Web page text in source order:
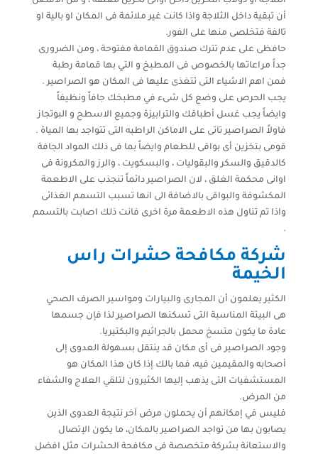
أن تبقية داخل الثلاجة واذا كانت غير ملائمة فى المكان او بالية او
تالفة فتخلصى منها على الفور.
حافظى على عدم تترك صندوق القمامة مفتوحة ، ومن الضرورى
جداً مراعاتها بالخصوص فى المطبخ و التي بها قمامة رطبة
فمن اهم الاشياء التى تتغذى عليها فى المكان هو الصراصير .
يجب الحرص على وضع كل شىء في مطبخك جافاً ونظيفاً
وايضاً يجب غسل أطباقك والترابيزة وجميع الاسطح و البوتجاز
فاولاً الصراصير تاتى على الاماكن الراطبه التى تتواجد بها المياة .
قومى بتخزين أى بواقى للطعام وايضاً بما فى ذلك المواد الجافة
كالدقيق والسكر والبقوليات ، والبسكويت ، والرز والمكرونة فى
اوانى محكمة الغلق ، لان الصراصير دائماً تنجذب على الاطعمة
المكشوفة والبواقى بالاضافة الى انها تسبب التسمم الغذائى
واذا تم تناول هذه الاطعمة مرة اخرى فانت ذلك اصابت بالتسمم
.
شركة مكافحة حشرات راس
الخيمة
الكثير يعلمون أن المجارى والبيارات ومواسير الصرف الصحي
هى البيئة المناسبة التى تسكنها الصراصير لذا فإن جسمها
عادة ما يكون متسخ محمل بالجراثيم والبكتيريا.
وجود الصراصير فى أى مكان قد ينتقل بسهولة العدوى إلى
أصحابه والمقيمين فيه، فما بالك إذا كان هذا المكان هو
المستشفيات التى يذهب إليها الكثيرون لتلقي العلاج والشفاء
من المرض.
فليس في إمكانهم أن يحملون مرض آخر نتيجة العدوى الذين
يصابون بها من تواجد الصراصير بالمكان، ما يكون الإتصال
والاستعانة بشركة متخصصة فى مكافحة الحشرات مثل افضل